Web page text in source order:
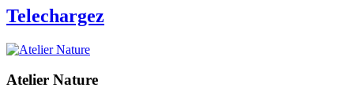
Telechargez
Atelier Nature